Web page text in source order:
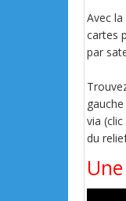
Avec
cartes
par
via
du